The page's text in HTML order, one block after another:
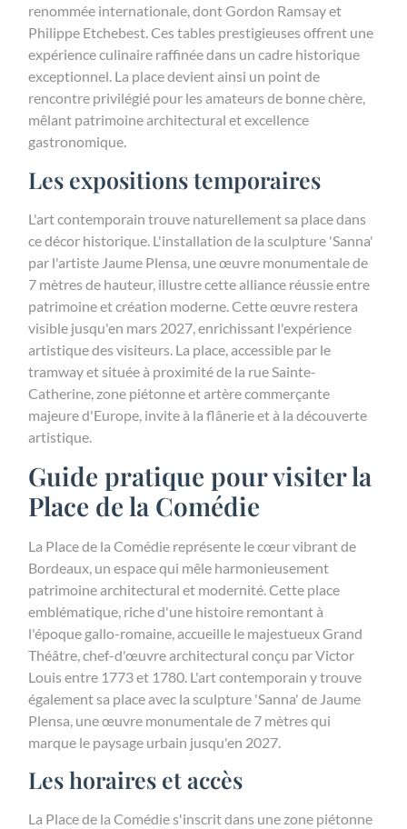
renommée internationale, dont Gordon Ramsay et
Philippe Etchebest. Ces tables prestigieuses offrent une
expérience culinaire raffinée dans un cadre historique
exceptionnel. La place devient ainsi un point de
rencontre privilégié pour les amateurs de bonne chère,
mêlant patrimoine architectural et excellence
gastronomique.
Les expositions temporaires
L'art contemporain trouve naturellement sa place dans
ce décor historique. L'installation de la sculpture 'Sanna'
par l'artiste Jaume Plensa, une œuvre monumentale de
7 mètres de hauteur, illustre cette alliance réussie entre
patrimoine et création moderne. Cette œuvre restera
visible jusqu'en mars 2027, enrichissant l'expérience
artistique des visiteurs. La place, accessible par le
tramway et située à proximité de la rue Sainte-
Catherine, zone piétonne et artère commerçante
majeure d'Europe, invite à la flânerie et à la découverte
artistique.
Guide pratique pour visiter la
Place de la Comédie
La Place de la Comédie représente le cœur vibrant de
Bordeaux, un espace qui mêle harmonieusement
patrimoine architectural et modernité. Cette place
emblématique, riche d'une histoire remontant à
l'époque gallo-romaine, accueille le majestueux Grand
Théâtre, chef-d'œuvre architectural conçu par Victor
Louis entre 1773 et 1780. L'art contemporain y trouve
également sa place avec la sculpture 'Sanna' de Jaume
Plensa, une œuvre monumentale de 7 mètres qui
marque le paysage urbain jusqu'en 2027.
Les horaires et accès
La Place de la Comédie s'inscrit dans une zone piétonne